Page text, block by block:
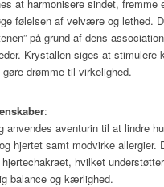
at harmonisere sindet, fremme
følelsen af velvære og lethed.
på grund af dens
Krystallen siges at stimulere
drømme til virkelighed.
:
anvendes aventurin til at lindre
hjertet samt modvirke allergier.
hvilket
balance og kærlighed.